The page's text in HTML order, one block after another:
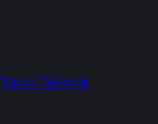
Yayın Takvimi